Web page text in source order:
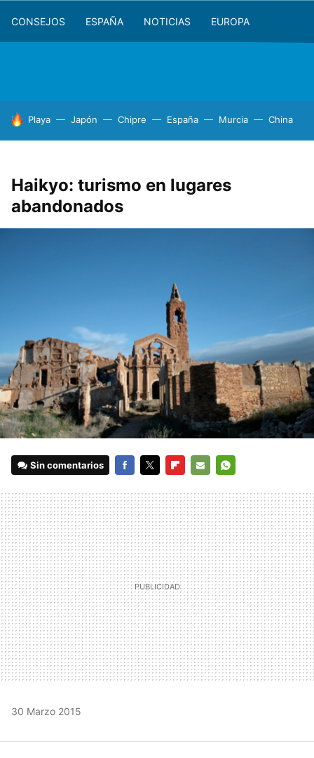
CONSEJOS ESPAÑA NOTICIAS EUROPA
HOY SE HABLA DE
Playa Japón Chipre España Murcia China
Haikyo: turismo en lugares
abandonados
Sin comentarios
MAIL
30 Marzo 2015